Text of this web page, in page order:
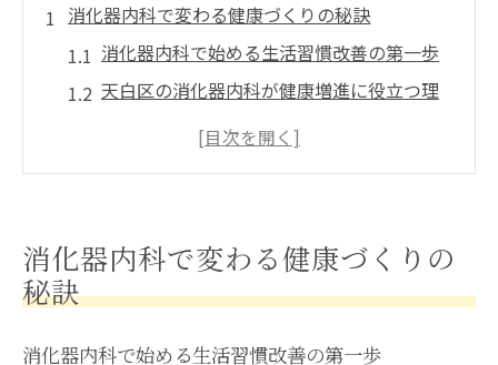
消化器内科で変わる健康づくりの秘訣
消化器内科で始める生活習慣改善の第一歩
天白区の消化器内科が健康増進に役立つ理
性
症状予防に消化器内科の定期相談を活かす
消化器内科で変わる健康づくりの
秘訣
消化器内科で始める生活習慣改善の第一歩